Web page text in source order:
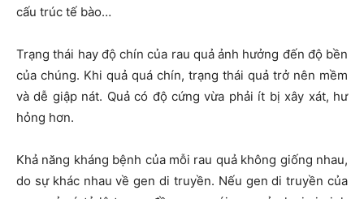
cấu trúc tế bào…
Trạng thái hay độ chín của rau quả ảnh hưởng đến độ bền
của chúng. Khi quả quá chín, trạng thái quả trở nên mềm
và dễ giập nát. Quả có độ cứng vừa phải ít bị xây xát, hư
hỏng hơn.
Khả năng kháng bệnh của mỗi rau quả không giống nhau,
do sự khác nhau về gen di truyền. Nếu gen di truyền của